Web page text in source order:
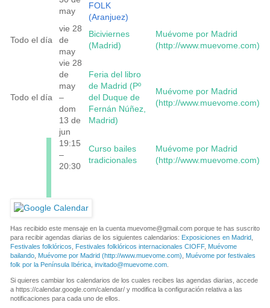
may
FOLK
(Aranjuez)
Todo el día
vie 28
de
may
Biciviernes
(Madrid)
Muévome por Madrid
(http://www.muevome.com)
Todo el día
vie 28
de
may
–
dom
13 de
jun
Feria del libro
de Madrid (Pº
del Duque de
Fernán Núñez,
Madrid)
Muévome por Madrid
(http://www.muevome.com)
19:15
–
20:30
Curso bailes
tradicionales
Muévome por Madrid
(http://www.muevome.com)
Has recibido este mensaje en la cuenta muevome@gmail.com porque te has suscrito
para recibir agendas diarias de los siguientes calendarios: Exposiciones en Madrid
Festivales folklóricos
Festivales folklóricos internacionales CIOFF, Muévome
bailando Muévome por Madrid (http://www.muevome.com)
Muévome por festivales
folk por la Península Ibérica invitado@muevome.com
Si quieres cambiar los calendarios de los cuales recibes las agendas diarias, accede
a https://calendar.google.com/calendar/ y modifica la configuración relativa a las
notificaciones para cada uno de ellos.